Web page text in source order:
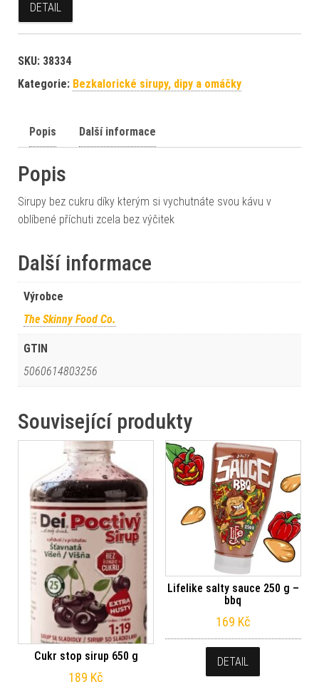
DETAIL
SKU: 38334
Kategorie: Bezkalorické sirupy, dipy a omáčky
Popis Další informace
Popis
Sirupy bez cukru díky kterým si vychutnáte svou kávu v
oblíbené příchuti zcela bez výčitek
Další informace
Výrobce
The Skinny Food Co.
GTIN
5060614803256
Související produkty
Cukr stop sirup 650 g
189 Kč
Lifelike salty sauce 250 g –
bbq
169 Kč
DETAIL